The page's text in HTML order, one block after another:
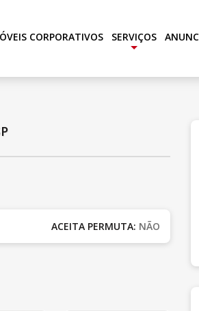
CORPORATIVOS
SERVIÇOS
ACEITA PERMUTA: NÃO